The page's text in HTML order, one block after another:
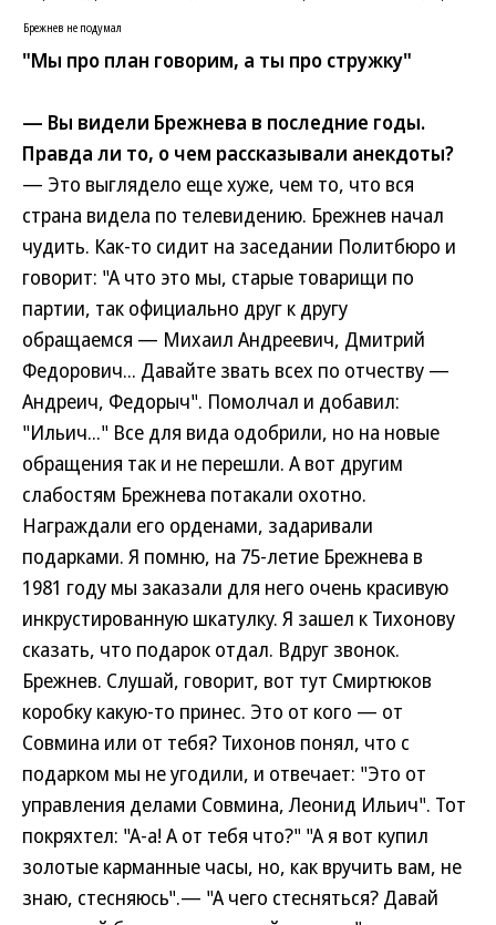
Брежнев не подумал
"Мы про план говорим, а ты про стружку"
— Вы видели Брежнева в последние годы.
Правда ли то, о чем рассказывали анекдоты?
— Это выглядело еще хуже, чем то, что вся
страна видела по телевидению. Брежнев начал
чудить. Как-то сидит на заседании Политбюро и
говорит: "А что это мы, старые товарищи по
партии, так официально друг к другу
обращаемся — Михаил Андреевич, Дмитрий
Федорович... Давайте звать всех по отчеству —
Андреич, Федорыч". Помолчал и добавил:
"Ильич..." Все для вида одобрили, но на новые
обращения так и не перешли. А вот другим
слабостям Брежнева потакали охотно.
Награждали его орденами, задаривали
подарками. Я помню, на 75-летие Брежнева в
1981 году мы заказали для него очень красивую
инкрустированную шкатулку. Я зашел к Тихонову
сказать, что подарок отдал. Вдруг звонок.
Брежнев. Слушай, говорит, вот тут Смиртюков
коробку какую-то принес. Это от кого — от
Совмина или от тебя? Тихонов понял, что с
подарком мы не угодили, и отвечает: "Это от
управления делами Совмина, Леонид Ильич". Тот
покряхтел: "А-а! А от тебя что?" "А я вот купил
золотые карманные часы, но, как вручить вам, не
знаю, стесняюсь".— "А чего стесняться? Давай